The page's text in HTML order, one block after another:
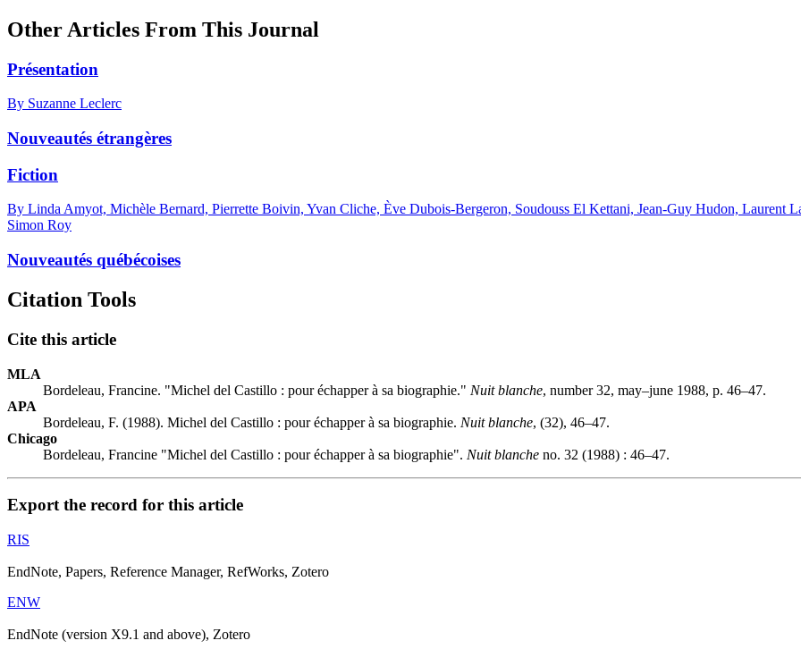
Other Articles From This Journal
Présentation
By Suzanne Leclerc
Nouveautés étrangères
Fiction
By Linda Amyot, Michèle Bernard, Pierrette Boivin, Yvan Cliche, Ève Dubois-Bergeron, Soudouss El Kettani, Jean-Guy Hudon, Laurent
Simon Roy
Nouveautés québécoises
Citation Tools
Cite this article
MLA
Bordeleau, Francine. "Michel del Castillo : pour échapper à sa biographie." Nuit blanche, number 32, may–june 1988, p. 46–47.
APA
Bordeleau, F. (1988). Michel del Castillo : pour échapper à sa biographie. Nuit blanche, (32), 46–47.
Chicago
Bordeleau, Francine "Michel del Castillo : pour échapper à sa biographie". Nuit blanche no. 32 (1988) : 46–47.
Export the record for this article
RIS
EndNote, Papers, Reference Manager, RefWorks, Zotero
ENW
EndNote (version X9.1 and above), Zotero